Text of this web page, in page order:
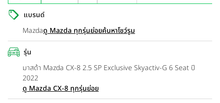
แบรนด์
Mazdaดู Mazda ทุกรุ่นย่อยค้นหาโชว์รูม
รุ่น
มาสด้า Mazda CX-8 2.5 SP Exclusive Skyactiv-G 6 Seat ปี
2022
ดู Mazda CX-8 ทุกรุ่นย่อย